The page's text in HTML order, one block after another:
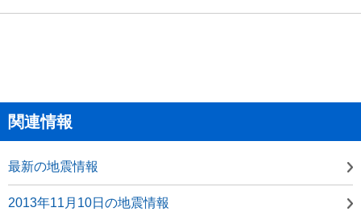
関連情報
最新の地震情報
2013年11月10日の地震情報